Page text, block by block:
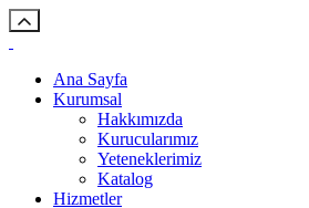
Ana Sayfa
Kurumsal
Hakkımızda
Kurucularımız
Yeteneklerimiz
Katalog
Hizmetler